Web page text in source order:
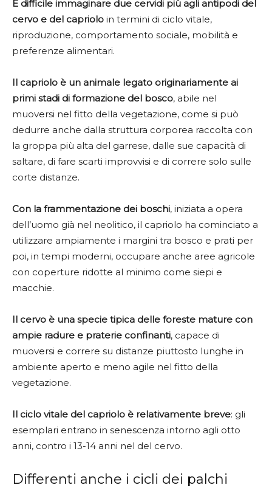
È difficile immaginare due cervidi più agli antipodi del
cervo e del capriolo in termini di ciclo vitale,
riproduzione, comportamento sociale, mobilità e
preferenze alimentari.
Il capriolo è un animale legato originariamente ai
primi stadi di formazione del bosco, abile nel
muoversi nel fitto della vegetazione, come si può
dedurre anche dalla struttura corporea raccolta con
la groppa più alta del garrese, dalle sue capacità di
saltare, di fare scarti improvvisi e di correre solo sulle
corte distanze.
Con la frammentazione dei boschi, iniziata a opera
dell’uomo già nel neolitico, il capriolo ha cominciato a
utilizzare ampiamente i margini tra bosco e prati per
poi, in tempi moderni, occupare anche aree agricole
con coperture ridotte al minimo come siepi e
macchie.
Il cervo è una specie tipica delle foreste mature con
ampie radure e praterie confinanti, capace di
muoversi e correre su distanze piuttosto lunghe in
ambiente aperto e meno agile nel fitto della
vegetazione.
Il ciclo vitale del capriolo è relativamente breve: gli
esemplari entrano in senescenza intorno agli otto
anni, contro i 13-14 anni nel del cervo.
Differenti anche i cicli dei palchi